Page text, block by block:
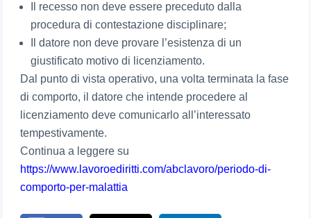
Il recesso non deve essere preceduto dalla
procedura di contestazione disciplinare;
Il datore non deve provare l’esistenza di un
giustificato motivo di licenziamento.
Dal punto di vista operativo, una volta terminata la fase
di comporto, il datore che intende procedere al
licenziamento deve comunicarlo all’interessato
tempestivamente.
Continua a leggere su
https://www.lavoroediritti.com/abclavoro/periodo-di-
comporto-per-malattia